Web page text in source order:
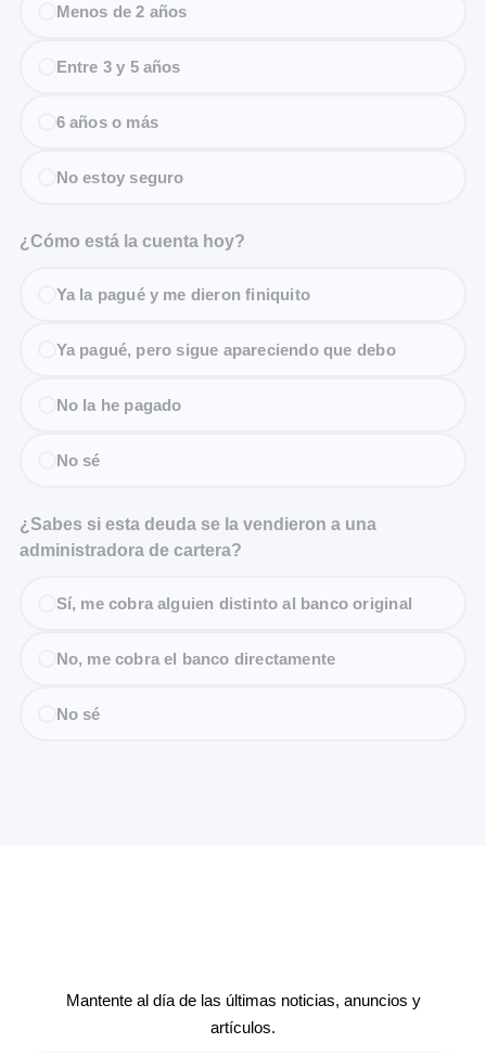
Menos de 2 años
Entre 3 y 5 años
6 años o más
No estoy seguro
¿Cómo está la cuenta hoy?
Ya la pagué y me dieron finiquito
Ya pagué, pero sigue apareciendo que debo
No la he pagado
No sé
¿Sabes si esta deuda se la vendieron a una
administradora de cartera?
Sí, me cobra alguien distinto al banco original
No, me cobra el banco directamente
No sé
Mantente al día de las últimas noticias, anuncios y
artículos.